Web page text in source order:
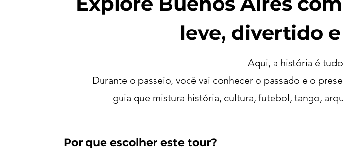
leve, divertido
Aqui, a história é
Durante o passeio, você vai conhecer o passado e o
guia que mistura história, cultura, futebol, tango,
Por que escolher este tour?